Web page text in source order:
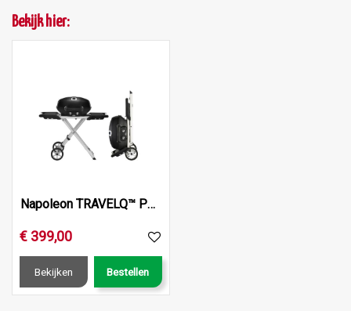
Bekijk hier:
Napoleon TRAVELQ™ PRO285, met wagemodule
€ 399,00
Bekijken Bestellen